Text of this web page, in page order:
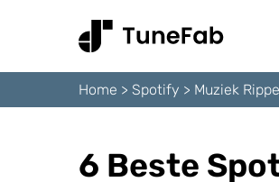
Home > Spotify > Muziek
6 Beste